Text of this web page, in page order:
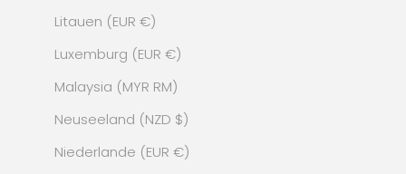
Litauen (EUR €)
Luxemburg (EUR €)
Malaysia (MYR RM)
Neuseeland (NZD $)
Niederlande (EUR €)